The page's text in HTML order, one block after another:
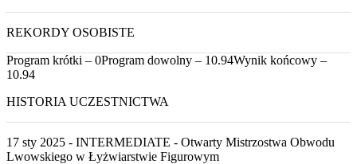
REKORDY OSOBISTE
Program krótki – 0Program dowolny – 10.94Wynik końcowy –
10.94
HISTORIA UCZESTNICTWA
17 sty 2025 - INTERMEDIATE - Otwarty Mistrzostwa Obwodu
Lwowskiego w Łyżwiarstwie Figurowym